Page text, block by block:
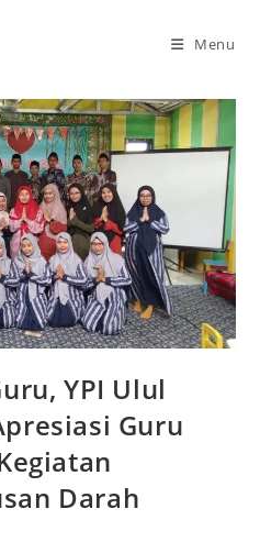
Menu
YPI Ulul
Guru
Darah